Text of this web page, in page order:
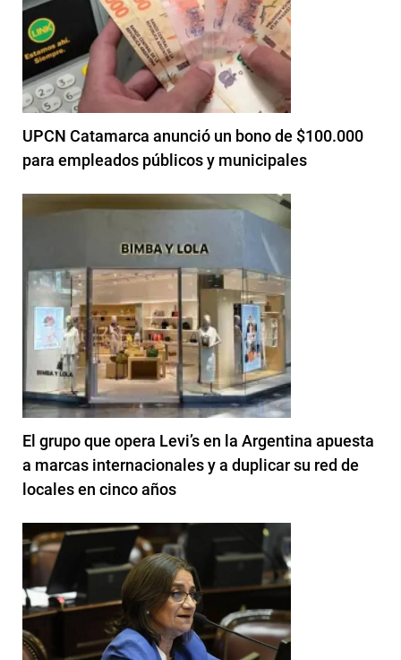
UPCN Catamarca anunció un bono de $100.000
para empleados públicos y municipales
El grupo que opera Levi’s en la Argentina apuesta
a marcas internacionales y a duplicar su red de
locales en cinco años